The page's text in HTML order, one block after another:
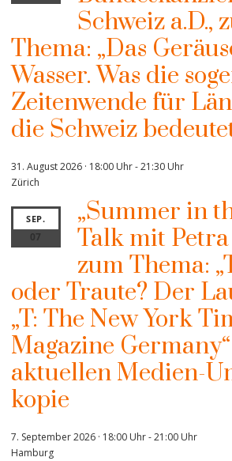
Schweiz a.D.,
Thema: „Das
Wasser. Was die
Zeitenwende für
die Schweiz
31. August 2026 · 18:00 Uhr-21:30 Uhr
Zürich
SEP.
07
„Summer in
Talk mit
zum Thema:
oder Traute? Der
„T: The New York
Magazine
aktuellen Medien-
kopie
7. September 2026 · 18:00 Uhr-21:00 Uhr
Hamburg